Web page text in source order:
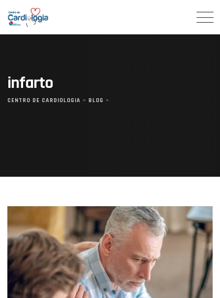
content
infarto
CENTRO DE CARDIOLOGIA > BLOG >